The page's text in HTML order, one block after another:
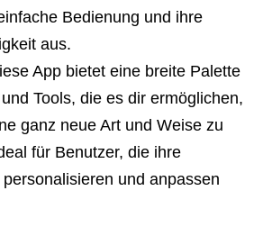
Bedienung und ihre
aus.
App bietet eine breite Palette
Tools, die es dir ermöglichen,
ganz neue Art und Weise zu
für Benutzer, die ihre
und anpassen